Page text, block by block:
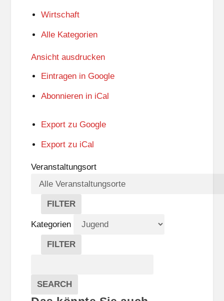
Wirtschaft
Alle Kategorien
Ansicht ausdrucken
Eintragen in Google
Abonnieren in iCal
Export zu Google
Export zu iCal
Veranstaltungsort
FILTER
V
E
R
A
A
L
Kategorien
FILTER
E
G
Veranstaltungen
SEARCH